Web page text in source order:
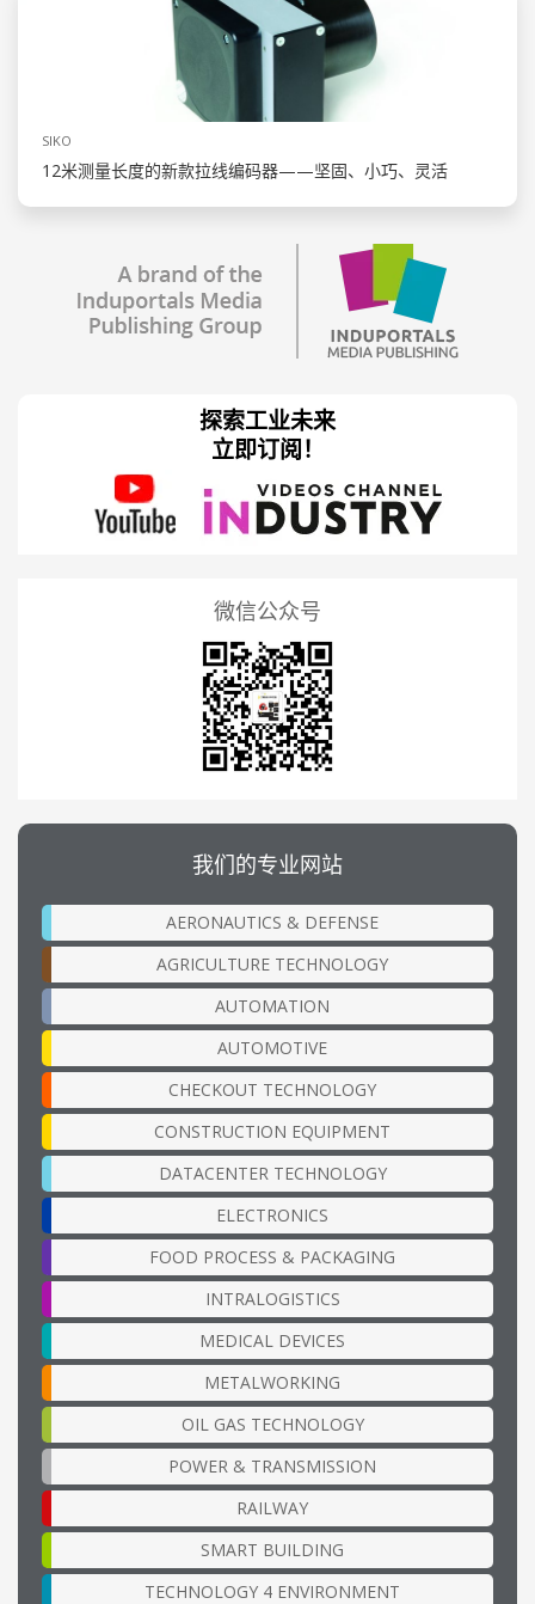
SIKO
12米测量长度的新款拉线编码器——坚固、小巧、灵活
探索工业未来
立即订阅！
微信公众号
我们的专业网站
AERONAUTICS & DEFENSE
AGRICULTURE TECHNOLOGY
AUTOMATION
AUTOMOTIVE
CHECKOUT TECHNOLOGY
CONSTRUCTION EQUIPMENT
DATACENTER TECHNOLOGY
ELECTRONICS
FOOD PROCESS & PACKAGING
INTRALOGISTICS
MEDICAL DEVICES
METALWORKING
OIL GAS TECHNOLOGY
POWER & TRANSMISSION
RAILWAY
SMART BUILDING
TECHNOLOGY 4 ENVIRONMENT